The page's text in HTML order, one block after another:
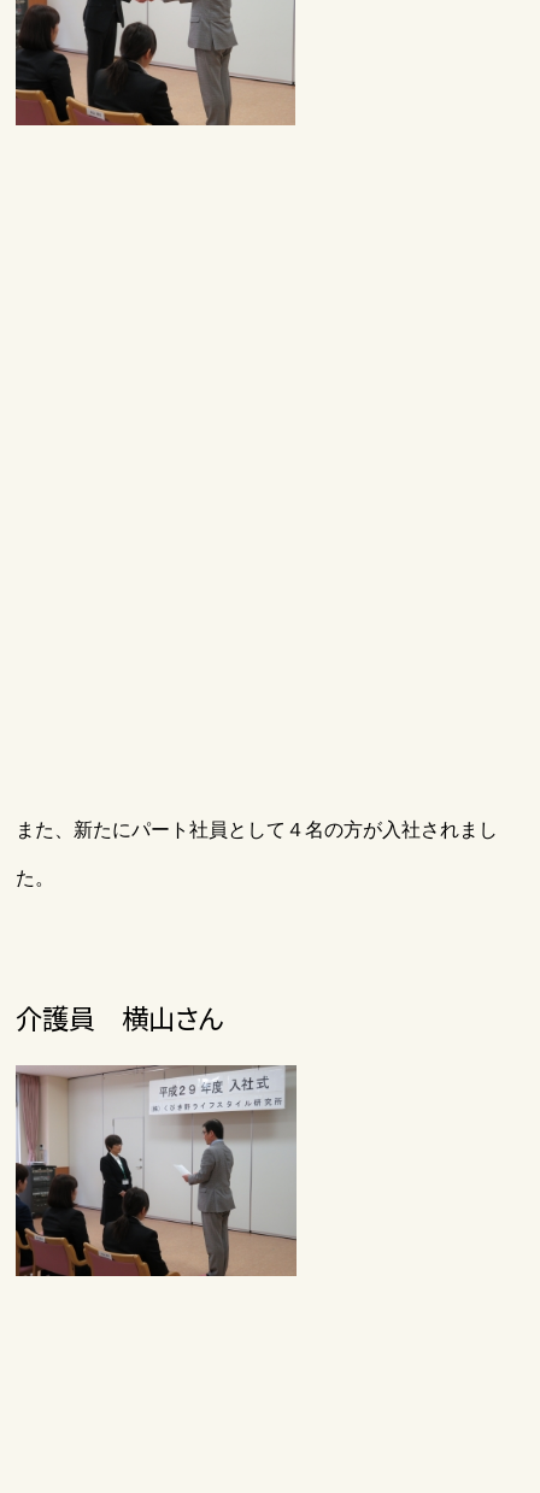
また、新たにパート社員として４名の方が入社されまし
た。
介護員 横山さん